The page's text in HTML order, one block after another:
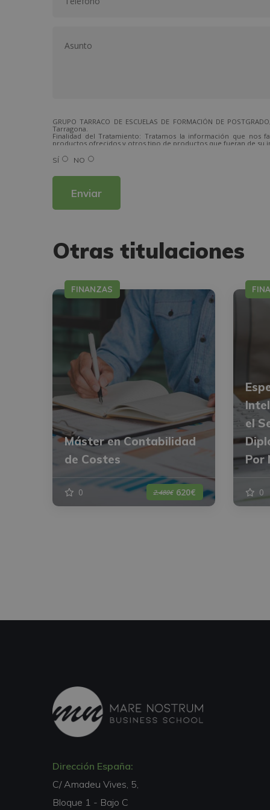
GRUPO TARRACO DE ESCUELAS DE FORMACIÓN DE
Tarragona.
Finalidad del Tratamiento: Tratamos la información que
productos ofrecidos y otros tipo de productos que fueran de su
Derechos: Puede ejercitar sus derechos identificándose
Para más información consulte nuestra Política de Privacidad.
SÍ NO
Otras titulaciones
FINANZAS
Máster en Contabilidad
de Costes
0 2.480€ 620€
el
Por
0
Dirección España:
C/ Amadeu Vives, 5,
Bloque 1 - Bajo C